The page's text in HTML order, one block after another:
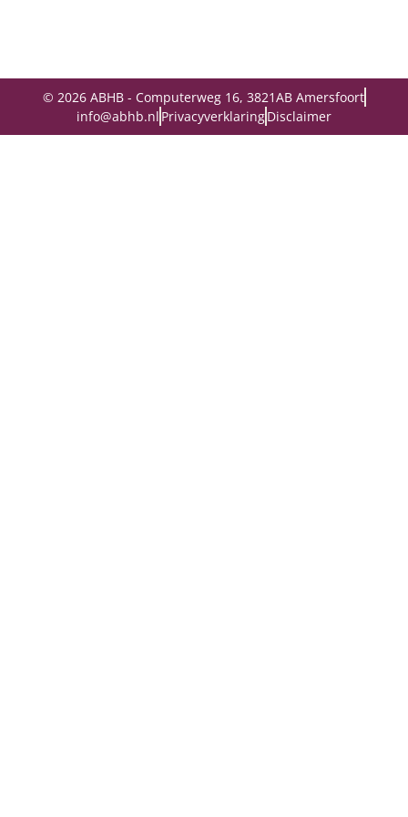
© 2026 ABHB - Computerweg 16, 3821AB Amersfoort
info@abhb.nl PrivacyverklaringDisclaimer